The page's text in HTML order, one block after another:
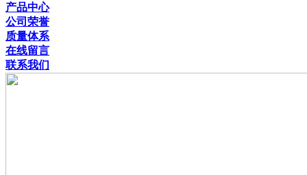
产品中心
公司荣誉
质量体系
在线留言
联系我们